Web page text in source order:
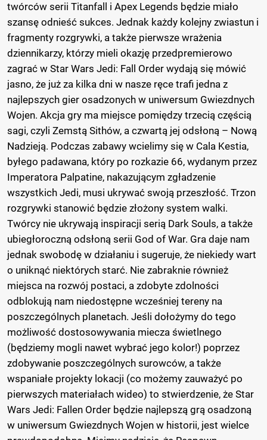
twórców serii Titanfall i Apex Legends będzie miało
szansę odnieść sukces. Jednak każdy kolejny zwiastun i
fragmenty rozgrywki, a także pierwsze wrażenia
dziennikarzy, którzy mieli okazję przedpremierowo
zagrać w Star Wars Jedi: Fall Order wydają się mówić
jasno, że już za kilka dni w nasze ręce trafi jedna z
najlepszych gier osadzonych w uniwersum Gwiezdnych
Wojen. Akcja gry ma miejsce pomiędzy trzecią częścią
sagi, czyli Zemstą Sithów, a czwartą jej odsłoną – Nową
Nadzieją. Podczas zabawy wcielimy się w Cala Kestia,
byłego padawana, który po rozkazie 66, wydanym przez
Imperatora Palpatine, nakazującym zgładzenie
wszystkich Jedi, musi ukrywać swoją przeszłość. Trzon
rozgrywki stanowić będzie złożony system walki.
Twórcy nie ukrywają inspiracji serią Dark Souls, a także
ubiegłoroczną odsłoną serii God of War. Gra daje nam
jednak swobodę w działaniu i sugeruje, że niekiedy wart
o uniknąć niektórych starć. Nie zabraknie również
miejsca na rozwój postaci, a zdobyte zdolności
odblokują nam niedostępne wcześniej tereny na
poszczególnych planetach. Jeśli dołożymy do tego
możliwość dostosowywania miecza świetlnego
(będziemy mogli nawet wybrać jego kolor!) poprzez
zdobywanie poszczególnych surowców, a także
wspaniałe projekty lokacji (co możemy zauważyć po
pierwszych materiałach wideo) to stwierdzenie, że Star
Wars Jedi: Fallen Order będzie najlepszą grą osadzoną
w uniwersum Gwiezdnych Wojen w historii, jest wielce